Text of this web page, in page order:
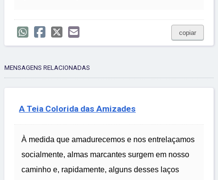
copiar
MENSAGENS RELACIONADAS
A Teia Colorida das Amizades
À medida que amadurecemos e nos entrelaçamos
socialmente, almas marcantes surgem em nosso
caminho e, rapidamente, alguns desses laços